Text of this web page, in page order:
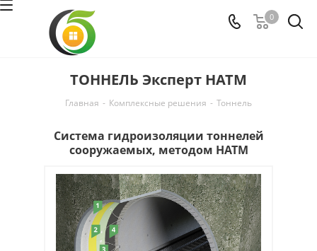
0
ТОННЕЛЬ Эксперт НАТМ
Главная - Комплексные решения - Тоннель
Система гидроизоляции тоннелей
сооружаемых, методом HATM